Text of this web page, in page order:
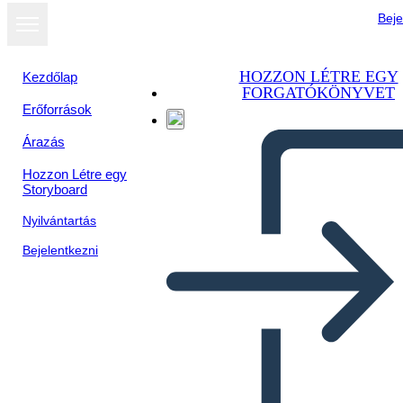
Kezdőlap
Erőforrások
Árazás
Hozzon Létre egy
Storyboard
Nyilvántartás
Bejelentkezni
HOZZON LÉTRE EGY
FORGATÓKÖNYVET